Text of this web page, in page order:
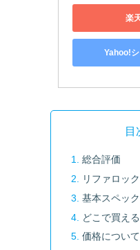
楽
Yahoo!
目
総合評価
リファロッ
基本スペック
どこで買え
価格につい